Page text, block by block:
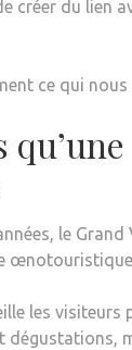
créer du lien
ce qui
le
les visiteurs
dégustations,